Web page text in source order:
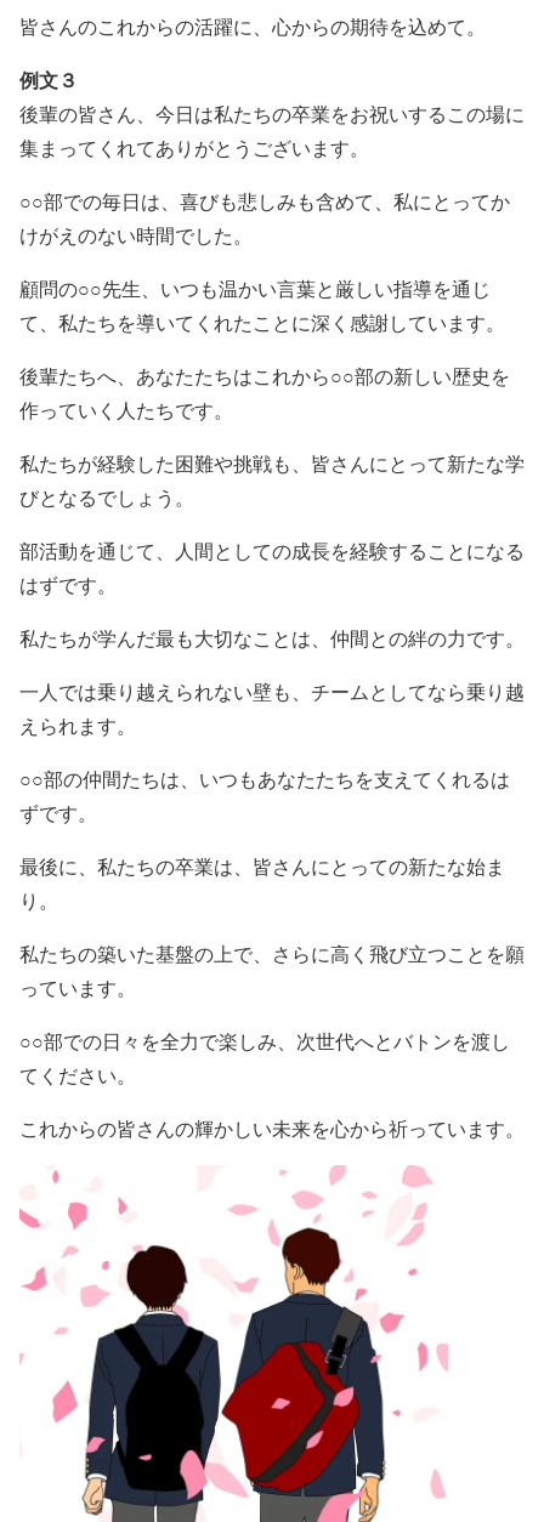
皆さんのこれからの活躍に、心からの期待を込めて。
例文３
後輩の皆さん、今日は私たちの卒業をお祝いするこの場に
集まってくれてありがとうございます。
○○部での毎日は、喜びも悲しみも含めて、私にとってか
けがえのない時間でした。
顧問の○○先生、いつも温かい言葉と厳しい指導を通じ
て、私たちを導いてくれたことに深く感謝しています。
後輩たちへ、あなたたちはこれから○○部の新しい歴史を
作っていく人たちです。
私たちが経験した困難や挑戦も、皆さんにとって新たな学
びとなるでしょう。
部活動を通じて、人間としての成長を経験することになる
はずです。
私たちが学んだ最も大切なことは、仲間との絆の力です。
一人では乗り越えられない壁も、チームとしてなら乗り越
えられます。
○○部の仲間たちは、いつもあなたたちを支えてくれるは
ずです。
最後に、私たちの卒業は、皆さんにとっての新たな始ま
り。
私たちの築いた基盤の上で、さらに高く飛び立つことを願
っています。
○○部での日々を全力で楽しみ、次世代へとバトンを渡し
てください。
これからの皆さんの輝かしい未来を心から祈っています。